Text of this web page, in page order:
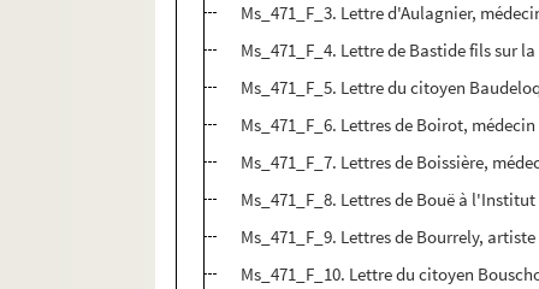
Ms_471_F_3. Lettre d'Aulagnier,
Ms_471_F_4. Lettre de Bastide fils sur
Ms_471_F_5. Lettre du citoyen
Ms_471_F_6. Lettres de Boirot,
Ms_471_F_7. Lettres de Boissière,
Ms_471_F_8. Lettres de Bouë à
Ms_471_F_9. Lettres de Bourrely,
Ms_471_F_10. Lettre du citoyen